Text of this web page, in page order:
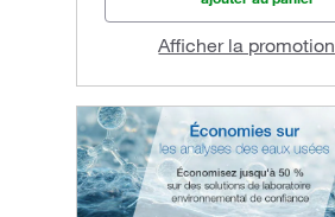
Afficher la promotion